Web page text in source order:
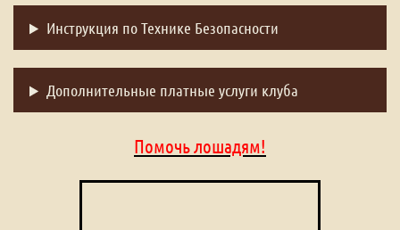
Инструкция по Технике Безопасности
Дополнительные платные услуги клуба
Помочь лошадям!